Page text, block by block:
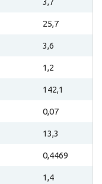
25,7
3,6
1,2
142,1
0,07
13,3
0,4469
1,4